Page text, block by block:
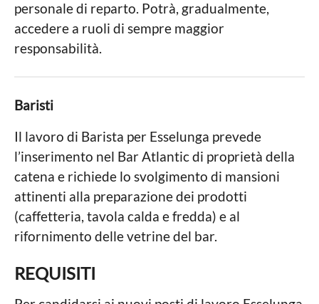
personale di reparto. Potrà, gradualmente,
accedere a ruoli di sempre maggior
responsabilità.
Baristi
Il lavoro di Barista per Esselunga prevede
l’inserimento nel Bar Atlantic di proprietà della
catena e richiede lo svolgimento di mansioni
attinenti alla preparazione dei prodotti
(caffetteria, tavola calda e fredda) e al
rifornimento delle vetrine del bar.
REQUISITI